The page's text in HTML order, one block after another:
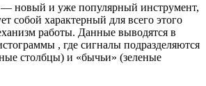
новый и уже популярный инструмент,
собой характерный для всего этого
работы. Данные выводятся в
, где сигналы подразделяются
столбцы) и «бычьи» (зеленые